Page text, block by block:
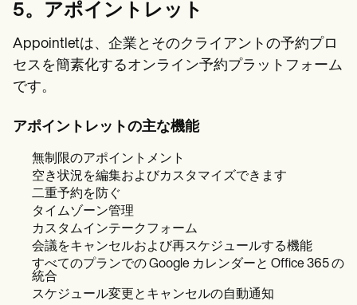
5。アポイントレット
Appointletは、企業とそのクライアントの予約プロ
セスを簡素化するオンライン予約プラットフォーム
です。
アポイントレットの主な機能
無制限のアポイントメント
空き状況を編集およびカスタマイズできます
二重予約を防ぐ
タイムゾーン管理
カスタムインテークフォーム
会議をキャンセルおよび再スケジュールする機能
すべてのプランでの Google カレンダーと Office 365 の
統合
スケジュール変更とキャンセルの自動通知